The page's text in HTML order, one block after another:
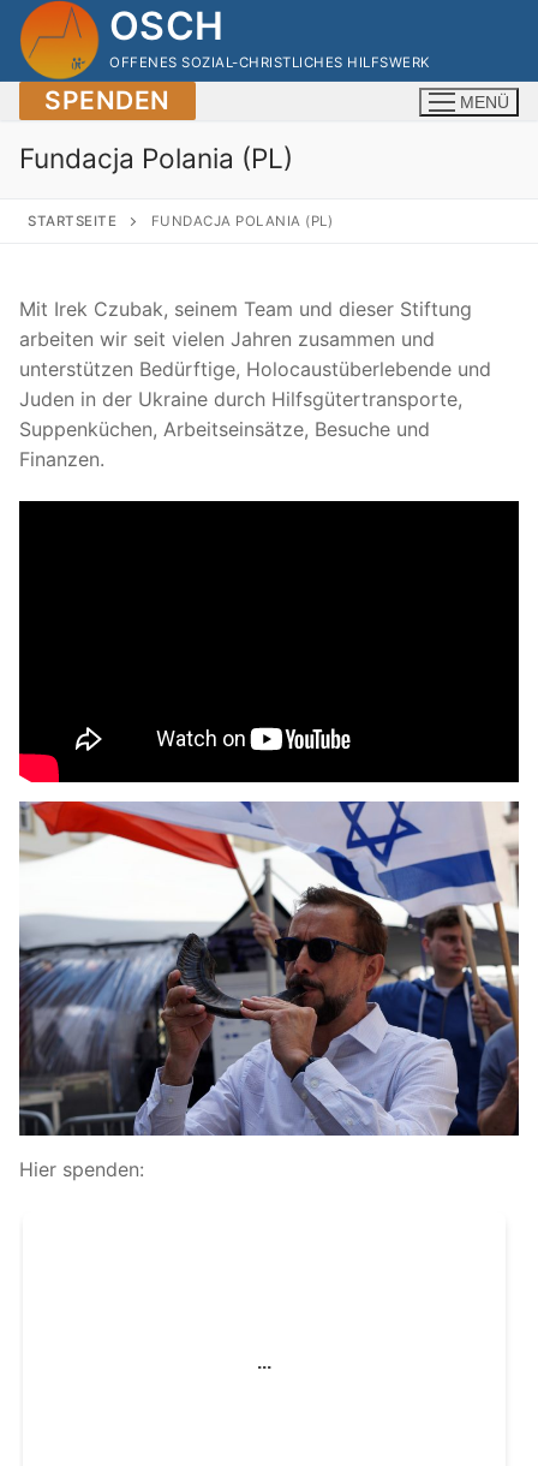
Zum
Inhalt
springen
OSCH
OFFENES SOZIAL-CHRISTLICHES HILFSWERK
SPENDEN MENÜ
Fundacja Polania (PL)
STARTSEITE FUNDACJA POLANIA (PL)
Mit Irek Czubak, seinem Team und dieser Stiftung
arbeiten wir seit vielen Jahren zusammen und
unterstützen Bedürftige, Holocaustüberlebende und
Juden in der Ukraine durch Hilfsgütertransporte,
Suppenküchen, Arbeitseinsätze, Besuche und
Finanzen.
Hier spenden: